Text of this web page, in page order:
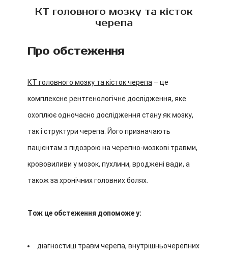
КТ головного мозку та кісток
черепа
Про обстеження
КТ головного мозку та кісток черепа – це
комплексне рентгенологічне дослідження, яке
охоплює одночасно дослідження стану як мозку,
так і структури черепа. Його призначають
пацієнтам з підозрою на черепно-мозкові травми,
крововиливи у мозок, пухлини, вроджені вади, а
також за хронічних головних болях.
Тож це обстеження допоможе у:
діагностиці травм черепа, внутрішньочерепних